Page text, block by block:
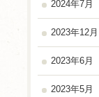
2024年7月
2023年12月
2023年6月
2023年5月